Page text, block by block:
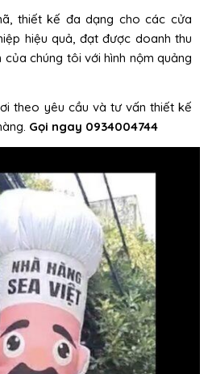
thiết kế đa dạng cho các cửa
hiệu quả, đạt được doanh thu
chúng tôi với hình nộm quảng
theo yêu cầu và tư vấn thiết kế
Gọi ngay 0934004744